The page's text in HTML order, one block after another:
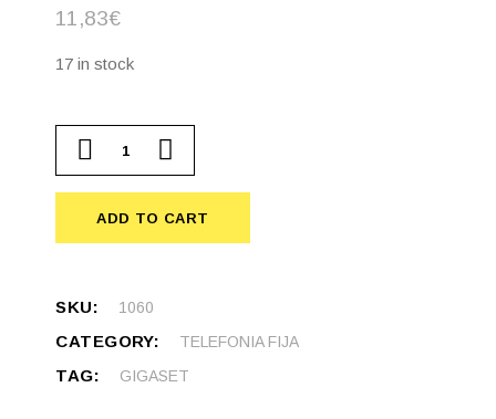
11,83€
17 in stock
GIGASET TELEFONO FIJO COMPACTO DA210 NEGRO
ADD TO CART
SKU: 1060
CATEGORY: TELEFONIA FIJA
TAG: GIGASET